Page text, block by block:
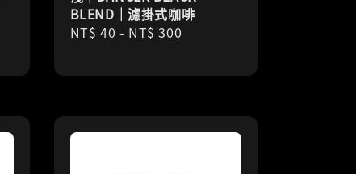
BLEND｜濾掛式咖啡
Regular
NT$ 40 - NT$ 300